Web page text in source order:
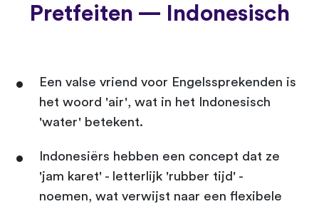
Pretfeiten — Indonesisch
Een valse vriend voor Engelssprekenden is
het woord 'air', wat in het Indonesisch
'water' betekent.
Indonesiërs hebben een concept dat ze
'jam karet' - letterlijk 'rubber tijd' -
noemen, wat verwijst naar een flexibele